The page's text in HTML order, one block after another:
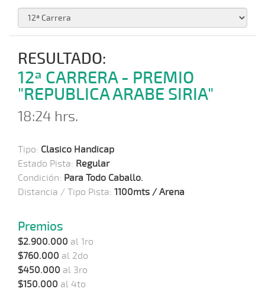
RESULTADO:
12ª CARRERA - PREMIO
"REPUBLICA ARABE SIRIA"
18:24 hrs.
Tipo: Clasico Handicap
Estado Pista: Regular
Condición: Para Todo Caballo.
Distancia / Tipo Pista: 1100mts / Arena
Premios
$2.900.000 al 1ro
$760.000 al 2do
$450.000 al 3ro
$150.000 al 4to